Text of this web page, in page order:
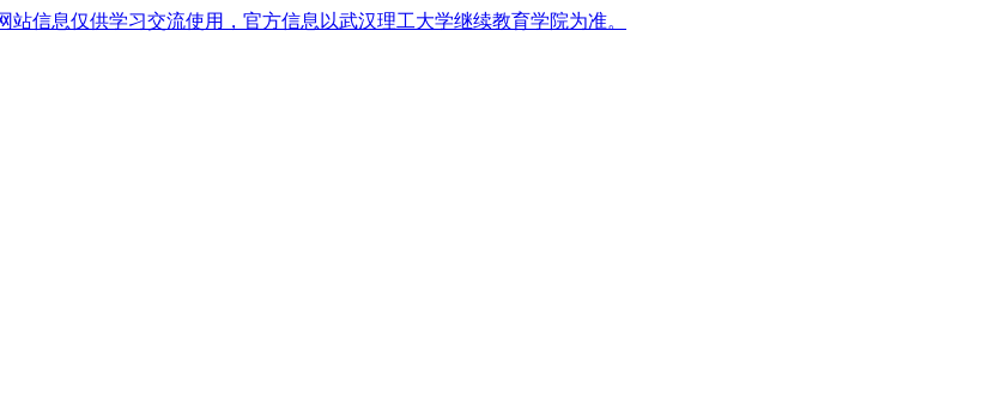
站信息仅供学习交流使用，官方信息以武汉理工大学继续教育学院为准。